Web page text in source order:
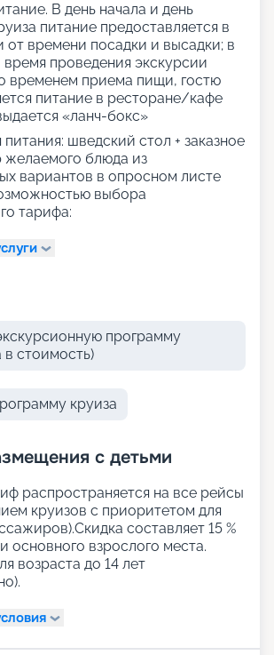
В день начала и день
питание предоставляется в
от времени посадки и высадки; в
время проведения экскурсии
временем приема пищи, гостю
питание в ресторане/кафе
«ланч-бокс»
шведский стол + заказное
блюда из
вариантов в опросном листе
выбора
тарифа:
программу
в стоимость)
круиза
с детьми
распространяется на все рейсы
круизов с приоритетом для
составляет 15 %
основного взрослого места.
возраста до 14 лет